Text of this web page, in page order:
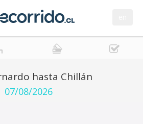
hasta Chillán
07/08/2026